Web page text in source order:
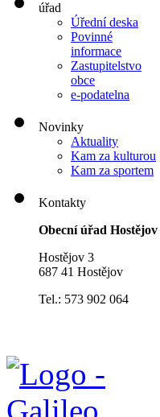
úřad
Úřední deska
Povinné
informace
Zastupitelstvo
obce
e-podatelna
Novinky
Aktuality
Kam za kulturou
Kam za sportem
Kontakty
Obecní úřad Hostějov
Hostějov 3
687 41 Hostějov
Tel.: 573 902 064